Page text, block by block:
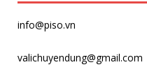
info@piso.vn
valichuyendung@gmail.com